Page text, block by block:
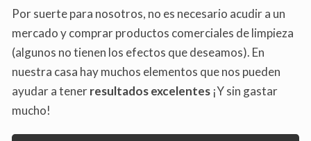
Por suerte para nosotros, no es necesario acudir a un
mercado y comprar productos comerciales de limpieza
(algunos no tienen los efectos que deseamos). En
nuestra casa hay muchos elementos que nos pueden
ayudar a tenerresultados excelentes ¡Y sin gastar
mucho!